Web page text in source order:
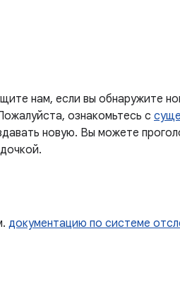
нам, если вы обнаружите
ознакомьтесь с
новую. Вы можете
документацию по системе